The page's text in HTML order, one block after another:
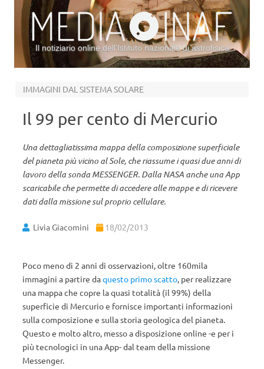
Il notiziario online dell’Istituto nazionale di astrofisica
IMMAGINI DAL SISTEMA SOLARE
Il 99 per cento di Mercurio
Una dettagliatissima mappa della composizione superficiale
del pianeta più vicino al Sole, che riassume i quasi due anni di
lavoro della sonda MESSENGER. Dalla NASA anche una App
scaricabile che permette di accedere alle mappe e di ricevere
dati dalla missione sul proprio cellulare.
Livia Giacomini 18/02/2013
Poco meno di 2 anni di osservazioni, oltre 160mila
immagini a partire daquesto primo scatto, per realizzare
una mappa che copre la quasi totalità (il 99%) della
superficie di Mercurio e fornisce importanti informazioni
sulla composizione e sulla storia geologica del pianeta.
Questo e molto altro, messo a disposizione online -e per i
più tecnologici in una App- dal team della missione
Messenger.